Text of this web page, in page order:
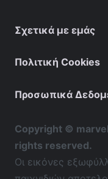
Σχετικά με εμάς
Πολιτική Cookies
Προσωπικά
Copyright ©
rights reserved.
Οι εικόνες